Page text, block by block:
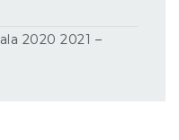
2020 2021 –